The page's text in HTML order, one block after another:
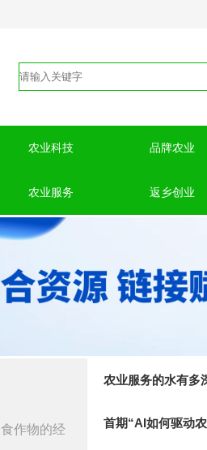
农业科技 品牌农业
农业服务 返乡创业
作物的经
农业服务的水有多
首期“AI如何驱动农